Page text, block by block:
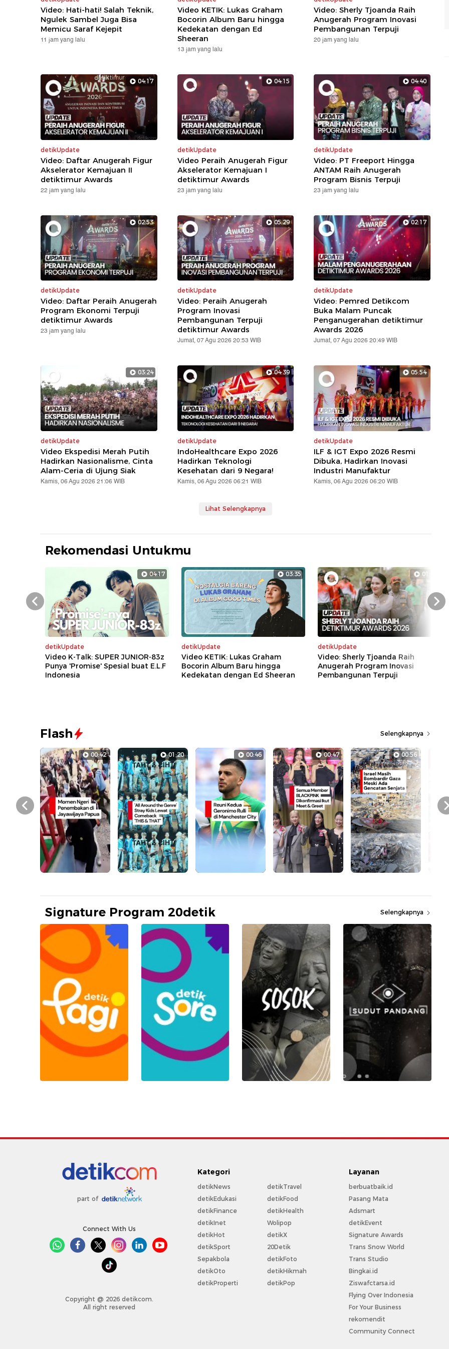
Video: Hati-hati! Salah Teknik,
Ngulek Sambel Juga Bisa
Memicu Saraf Kejepit
11 jam yang lalu
Video KETIK: Lukas Graham
Bocorin Album Baru hingga
Kedekatan dengan Ed
Sheeran
13 jam yang lalu
Video: Sherly Tjoanda Raih
Anugerah Program Inovasi
Pembangunan Terpuji
20 jam yang lalu
04:17
detikUpdate
Video: Daftar Anugerah Figur
Akselerator Kemajuan II
detiktimur Awards
22 jam yang lalu
04:15
detikUpdate
Video Peraih Anugerah Figur
Akselerator Kemajuan I
detiktimur Awards
23 jam yang lalu
04:40
detikUpdate
Video: PT Freeport Hingga
ANTAM Raih Anugerah
Program Bisnis Terpuji
23 jam yang lalu
02:53
detikUpdate
Video: Daftar Peraih Anugerah
Program Ekonomi Terpuji
detiktimur Awards
23 jam yang lalu
05:29
detikUpdate
Video: Peraih Anugerah
Program Inovasi
Pembangunan Terpuji
detiktimur Awards
Jumat, 07 Agu 2026 20:53 WIB
02:17
detikUpdate
Video: Pemred Detikcom
Buka Malam Puncak
Penganugerahan detiktimur
Awards 2026
Jumat, 07 Agu 2026 20:49 WIB
03:24
detikUpdate
Video Ekspedisi Merah Putih
Hadirkan Nasionalisme, Cinta
Alam-Ceria di Ujung Siak
Kamis, 06 Agu 2026 21:06 WIB
04:39
detikUpdate
IndoHealthcare Expo 2026
Hadirkan Teknologi
Kesehatan dari 9 Negara!
Kamis, 06 Agu 2026 06:21 WIB
05:54
detikUpdate
ILF & IGT Expo 2026 Resmi
Dibuka, Hadirkan Inovasi
Industri Manufaktur
Kamis, 06 Agu 2026 06:20 WIB
Lihat Selengkapnya
Rekomendasi Untukmu
04:17
detikUpdate
Video K-Talk: SUPER JUNIOR-83z
Punya 'Promise' Spesial buat E.L.F
Indonesia
03:35
detikUpdate
Video KETIK: Lukas Graham
Bocorin Album Baru hingga
Kedekatan dengan Ed Sheeran
01:07
detikUpdate
Video: Sherly Tjoanda Raih
Anugerah Program Inovasi
Pembangunan Terpuji
Prev Next
Flash Selengkapnya
00:42 01:20 00:46 00:47 00:56
Prev
Signature Program 20detik Selengkapnya
part of
Connect With Us
Copyright @ 2026 detikcom.
All right reserved
Kategori
detikNews
detikEdukasi
detikFinance
detikInet
detikHot
detikSport
Sepakbola
detikOto
detikProperti
detikTravel
detikFood
detikHealth
Wolipop
detikX
20Detik
detikFoto
detikHikmah
detikPop
Layanan
berbuatbaik.id
Pasang Mata
Adsmart
detikEvent
Signature Awards
Trans Snow World
Trans Studio
Bingkai.id
Ziswafctarsa.id
Flying Over Indonesia
For Your Business
rekomendit
Community Connect